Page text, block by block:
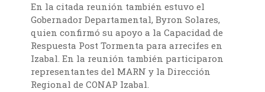
En la citada reunión también estuvo el
Gobernador Departamental, Byron Solares,
quien confirmó su apoyo a la Capacidad de
Respuesta Post Tormenta para arrecifes en
Izabal. En la reunión también participaron
representantes del MARN y la Dirección
Regional de CONAP Izabal.